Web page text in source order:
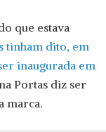
que estava
tinham dito, em
inaugurada em
Portas diz ser
marca.